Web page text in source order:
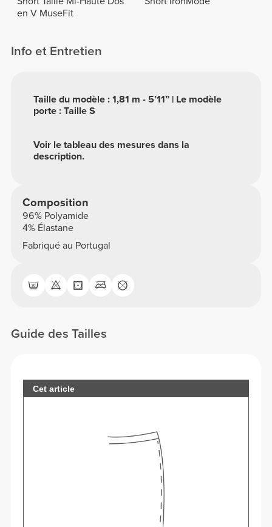
en V MuseFit
Info et Entretien
Voir le tableau des mesures dans la
description.
Taille du modèle : 1,81 m - 5’11” | Le modèle
porte : Taille S
Composition
96% Polyamide
4% Élastane
Fabriqué au Portugal
Guide des Tailles
Cet article